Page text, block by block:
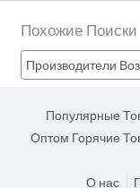
Похожие Поиски
Производители
Производители
Популярные
Оптом Горячие
О нас